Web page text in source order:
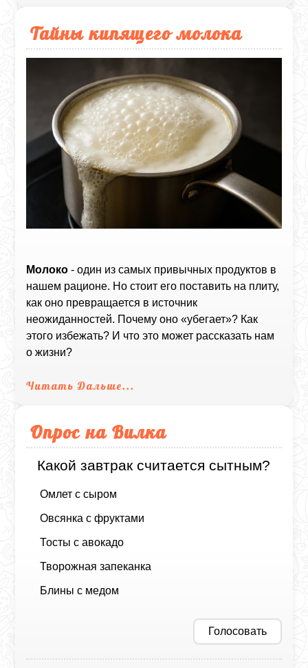
Тайны кипящего молока
Молоко - один из самых привычных продуктов в
нашем рационе. Но стоит его поставить на плиту,
как оно превращается в источник
неожиданностей. Почему оно «убегает»? Как
этого избежать? И что это может рассказать нам
о жизни?
Читать Дальше...
Опрос на Вилка
Какой завтрак считается сытным?
Омлет с сыром
Овсянка с фруктами
Тосты с авокадо
Творожная запеканка
Блины с медом
Голосовать